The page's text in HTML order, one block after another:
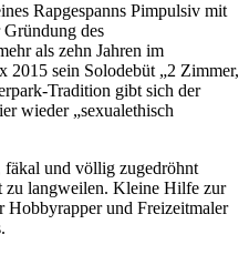
Rapgespanns Pimpulsiv mit
Gründung des
als zehn Jahren im
2015 sein Solodebüt „2 Zimmer,
Tradition gibt sich der
wieder „sexualethisch
fäkal und völlig zugedröhnt
zu langweilen. Kleine Hilfe zur
und Freizeitmaler